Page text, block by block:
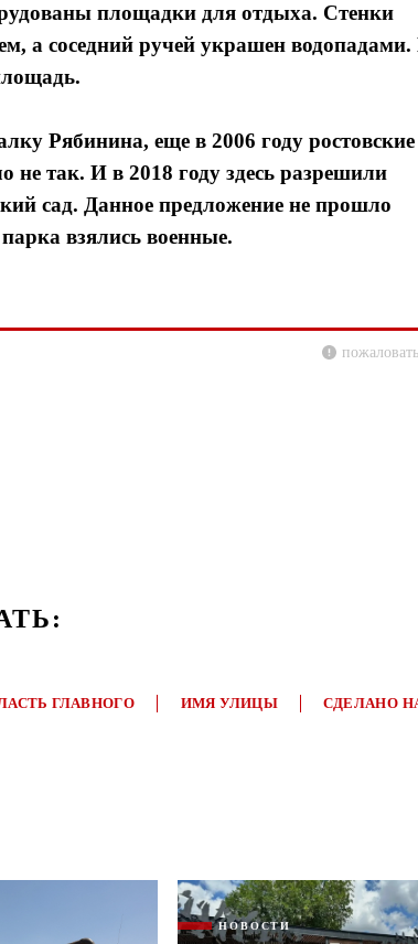
площадки для отдыха. Стенки
а соседний ручей украшен
Рябинина, еще в 2006 году ростовские
не так. И в 2018 году здесь разрешили
сад. Данное предложение не прошло
взялись военные.
ГЛАВНОГО ИМЯ УЛИЦЫ СДЕЛАНО
НОВОСТИ